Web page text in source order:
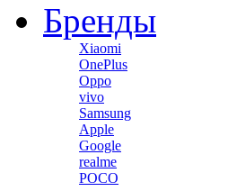
Бренды
Xiaomi
OnePlus
Oppo
vivo
Samsung
Apple
Google
realme
POCO